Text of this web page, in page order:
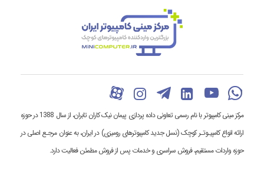
مرکز مینی کامپیوتر با نام رسمی تعاونی داده پردازی پیمان نیک کاران تابران، از سال 1388 در حوزه
ارائه انواع کامپیـوتـر کوچک (نسل جدید کامپیوترهای رومیزی) در ایران، به عنوان مرجـع اصلی در
حوزه واردات مستقیم، فروش سراسری و خدمات پس از فروش مطمئن فعالیت دارد.